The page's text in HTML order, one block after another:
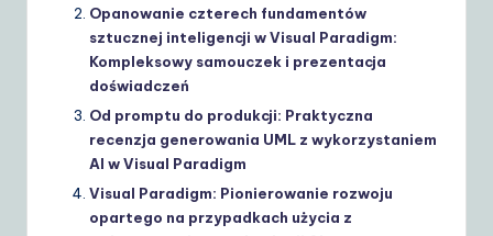
Opanowanie czterech fundamentów
sztucznej inteligencji w Visual Paradigm:
Kompleksowy samouczek i prezentacja
doświadczeń
Od promptu do produkcji: Praktyczna
recenzja generowania UML z wykorzystaniem
AI w Visual Paradigm
Visual Paradigm: Pionierowanie rozwoju
opartego na przypadkach użycia z